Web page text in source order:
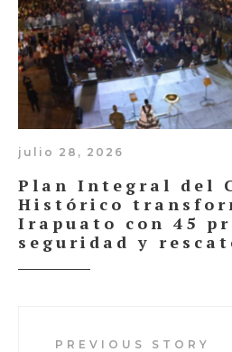
julio 28, 2026
Plan Integral del
Histórico
Irapuato con 45
seguridad y
PREVIOUS STORY